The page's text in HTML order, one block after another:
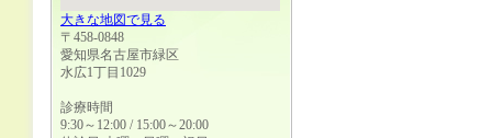
大きな地図で見る
〒458-0848
愛知県名古屋市緑区
水広1丁目1029
診療時間
9:30～12:00 / 15:00～20:00